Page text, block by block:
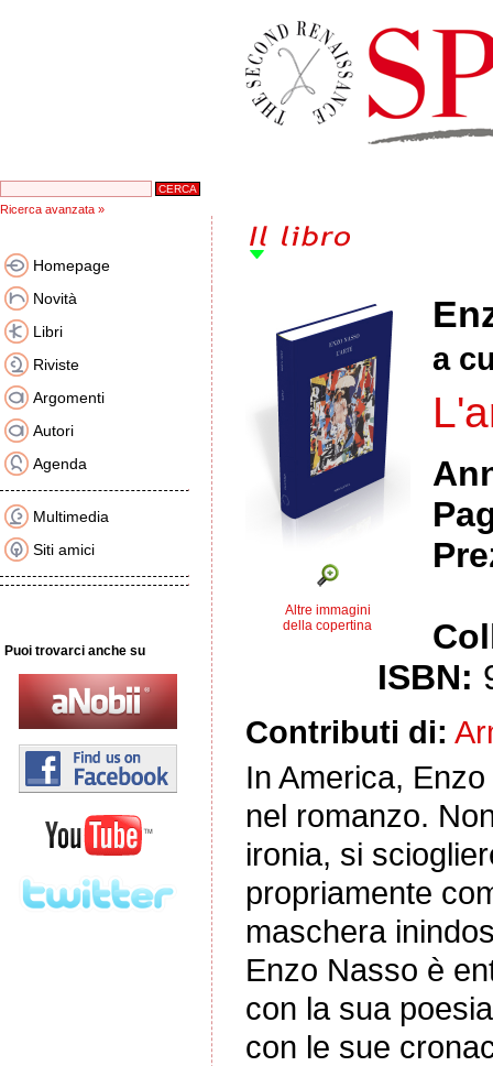
Ricerca avanzata »
Homepage
Novità
Libri
Riviste
Argomenti
Autori
Agenda
Multimedia
Siti amici
Puoi trovarci anche su
Altre immagini
della copertina
a
ISBN:
Contributi di:
In America,
nel romanzo.
ironia, si
propriamente
maschera
Enzo Nasso è
con la sua
con le sue